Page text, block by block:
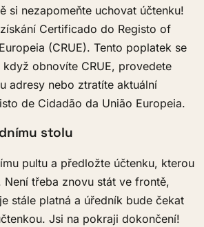
si nezapomeňte uchovat účtenku!
Certificado do Registo of
(CRUE). Tento poplatek se
obnovíte CRUE, provedete
adresy nebo ztratíte aktuální
de Cidadão da União Europeia.
stolu
pultu a předložte účtenku, kterou
třeba znovu stát ve frontě,
stále platná a úředník bude čekat
Jsi na pokraji dokončení!